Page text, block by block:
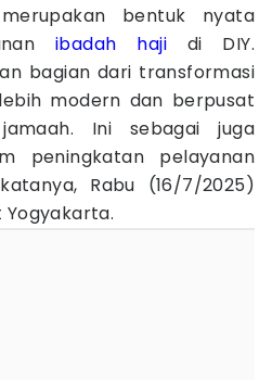
bentuk nyata
ibadah hajidi DIY.
bagian dari transformasi
modern dan berpusat
Ini sebagai juga
peningkatan pelayanan
Rabu (16/7/2025)